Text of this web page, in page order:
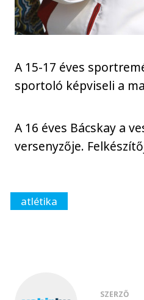
A 15-17 éves
sportoló képviseli a
A 16 éves Bácskay a
versenyzője.
atlétika
SZERZŐ